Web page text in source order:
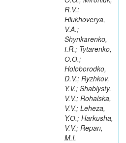
R.V.;
Hlukhoverya,
V.A.;
Shynkarenko,
І.R.; Tytarenko,
О.О.;
Holoborodko,
D.V.; Ryzhkov,
Y.V.; Shablysty,
V.V.; Rohalska,
V.V.; Leheza,
Y.О.; Harkusha,
V.V.; Repan,
M.I.